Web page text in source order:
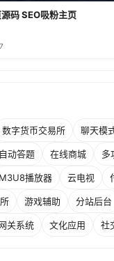
码 SEO吸粉主页
数字货币交易所 聊天模
自动答题 在线商城 多
M3U8播放器 云电视
游戏辅助 分站后台
关系统 文化应用 社